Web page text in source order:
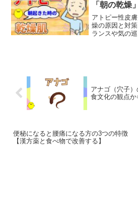
「朝の乾燥
アトピー性皮
燥の原因と対
ランスや気の
アナゴ（穴子
食文化の観点か
便秘になると腰痛になる方の3つの特徴
【漢方薬と食べ物で改善する】